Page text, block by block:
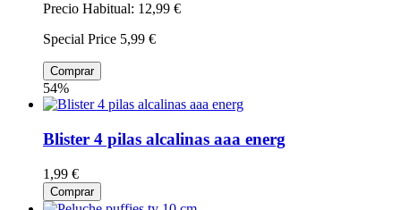
Precio Habitual: 12,99 €
Special Price 5,99 €
Comprar
54%
Blister 4 pilas alcalinas aaa energ
1,99 €
Comprar